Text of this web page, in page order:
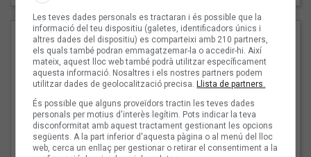
"Les cabres"
94 Rules amb Compte
Les teves dades personals es tractaran i és possible que la
informació del teu dispositiu (galetes, identificadors únics i
altres dades del dispositiu) es comparteixi amb 210 partners,
els quals també podran emmagatzemar-la o accedir-hi. Així
mateix, aquest lloc web també podrà utilitzar específicament
aquesta informació. Nosaltres i els nostres partners podem
utilitzar dades de geolocalització precisa. Llista de partners.
És possible que alguns proveïdors tractin les teves dades
personals per motius d'interès legítim. Pots indicar la teva
disconformitat amb aquest tractament gestionant les opcions
següents. A la part inferior d'aquesta pàgina o al menú del lloc
web, cerca un enllaç per gestionar o retirar el consentiment a la